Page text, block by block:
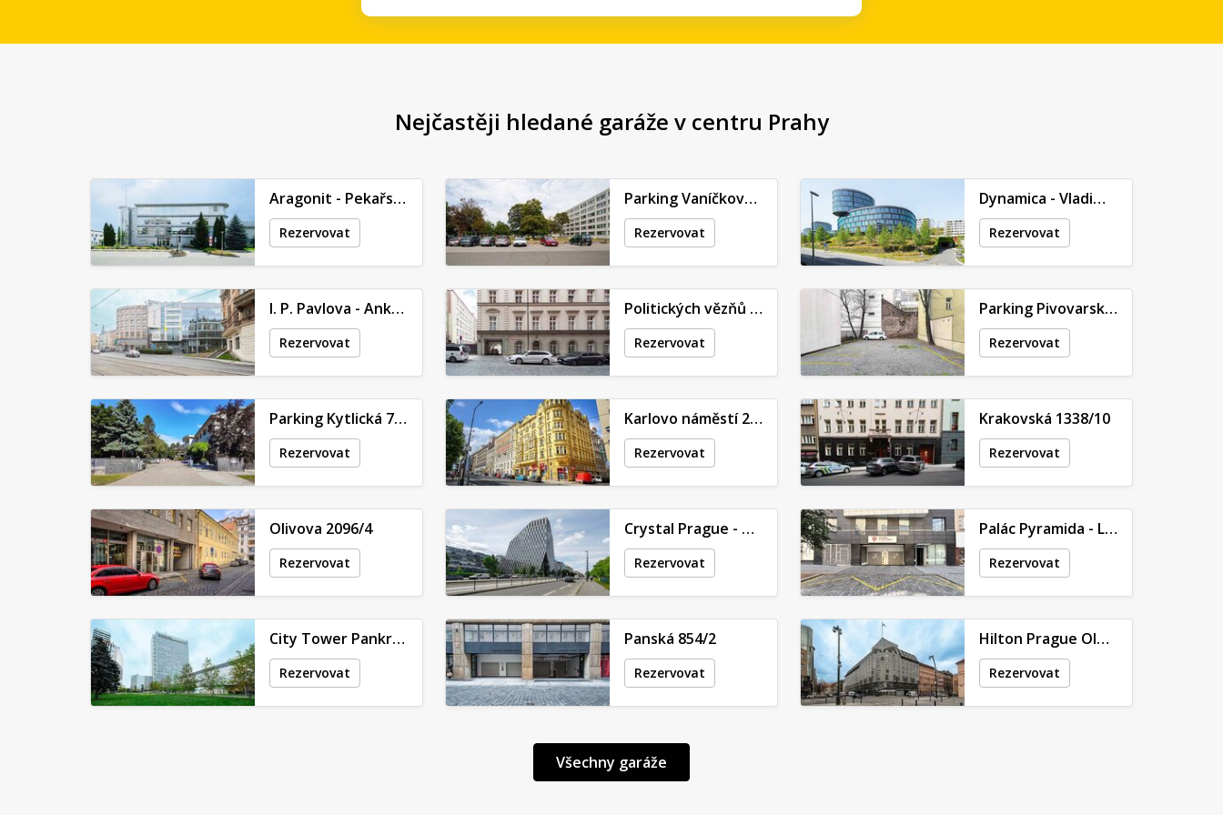
Nejčastěji hledané garáže v centru Prahy
Aragonit - Pekařská 635/6
Rezervovat
Parking Vaníčkova 315/7
Rezervovat
Dynamica - Vladimíra Kobranova
Rezervovat
I. P. Pavlova - Ankora - Kateřinská 465/42
Rezervovat
Politických vězňů 909/4
Rezervovat
Parking Pivovarská 11
Rezervovat
Parking Kytlická 758/21
Rezervovat
Karlovo náměstí 288/17
Rezervovat
Krakovská 1338/10
Rezervovat
Olivova 2096/4
Rezervovat
Crystal Prague - Vinohradská 2577/178
Rezervovat
Palác Pyramida - Londýnská 452/79
Rezervovat
City Tower Pankrác - Hvězdova 1689/2a
Rezervovat
Panská 854/2
Rezervovat
Hilton Prague Old Town - V Celnici 2079/7
Rezervovat
Všechny garáže